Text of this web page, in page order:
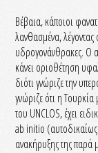
Βέβαια, κάποιοι
λανθασμένα,
υδρογονάνθρακες. Ο
κάνει οριοθέτηση
διότι γνώριζε την
γνώριζε ότι η
του UNCLOS, έχει
ab initio (αυτοδικαίως
ανακήρυξης της παρά